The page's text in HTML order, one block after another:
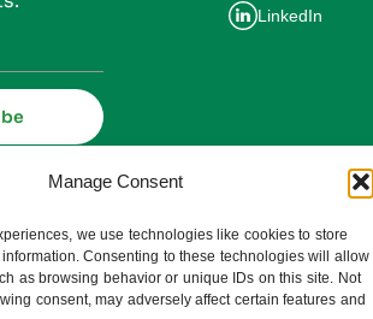
Manage Consent
we use technologies like cookies to store
Consenting to these technologies will allow
as browsing behavior or unique IDs on this site. Not
consent, may adversely affect certain features and
to our
LinkedIn